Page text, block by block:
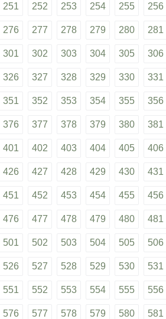
251 252 253 254 255 256
276 277 278 279 280 281
301 302 303 304 305 306
326 327 328 329 330 331
351 352 353 354 355 356
376 377 378 379 380 381
401 402 403 404 405 406
426 427 428 429 430 431
451 452 453 454 455 456
476 477 478 479 480 481
501 502 503 504 505 506
526 527 528 529 530 531
551 552 553 554 555 556
576 577 578 579 580 581